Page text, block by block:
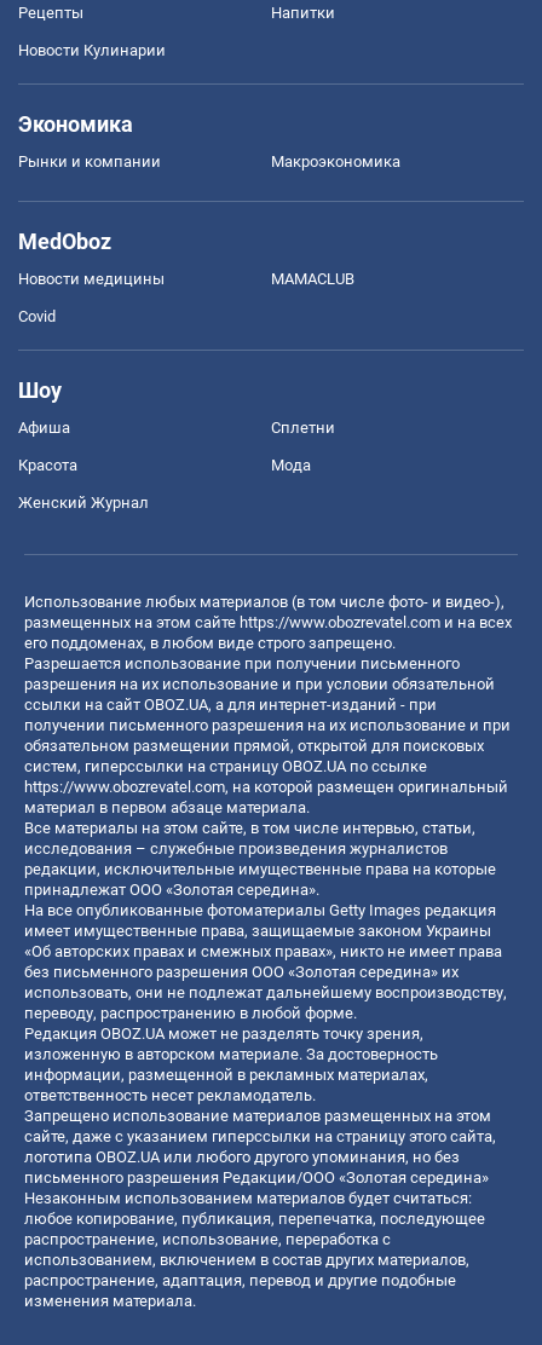
Рецепты Напитки
Новости Кулинарии
Экономика
Рынки и компании Mакроэкономика
MedOboz
Новости медицины MAMACLUB
Covid
Шоу
Афиша Сплетни
Красота Мода
Женский Журнал
Использование любых материалов (в том числе фото- и видео-),
размещенных на этом сайте https://www.obozrevatel.com и на всех
его поддоменах, в любом виде строго запрещено.
Разрешается использование при получении письменного
разрешения на их использование и при условии обязательной
ссылки на сайт OBOZ.UA, а для интернет-изданий - при
получении письменного разрешения на их использование и при
обязательном размещении прямой, открытой для поисковых
систем, гиперссылки на страницу OBOZ.UA по ссылке
https://www.obozrevatel.com, на которой размещен оригинальный
материал в первом абзаце материала.
Все материалы на этом сайте, в том числе интервью, статьи,
исследования – служебные произведения журналистов
редакции, исключительные имущественные права на которые
принадлежат ООО «Золотая середина».
На все опубликованные фотоматериалы Getty Images редакция
имеет имущественные права, защищаемые законом Украины
«Об авторских правах и смежных правах», никто не имеет права
без письменного разрешения ООО «Золотая середина» их
использовать, они не подлежат дальнейшему воспроизводству,
переводу, распространению в любой форме.
Редакция OBOZ.UA может не разделять точку зрения,
изложенную в авторском материале. За достоверность
информации, размещенной в рекламных материалах,
ответственность несет рекламодатель.
Запрещено использование материалов размещенных на этом
сайте, даже с указанием гиперссылки на страницу этого сайта,
логотипа OBOZ.UA или любого другого упоминания, но без
письменного разрешения Редакции/ООО «Золотая середина»
Незаконным использованием материалов будет считаться:
любое копирование, публикация, перепечатка, последующее
распространение, использование, переработка с
использованием, включением в состав других материалов,
распространение, адаптация, перевод и другие подобные
изменения материала.